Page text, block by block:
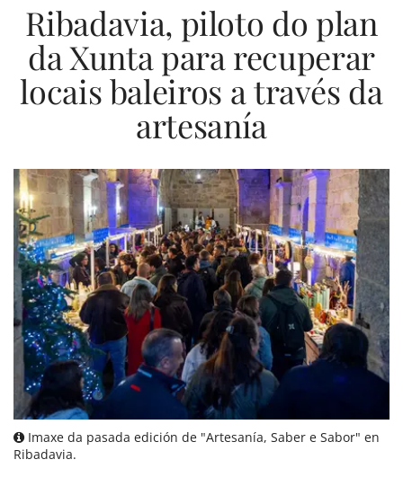
Ribadavia, piloto do plan
da Xunta para recuperar
locais baleiros a través da
artesanía
Imaxe da pasada edición de "Artesanía, Saber e Sabor" en
Ribadavia.